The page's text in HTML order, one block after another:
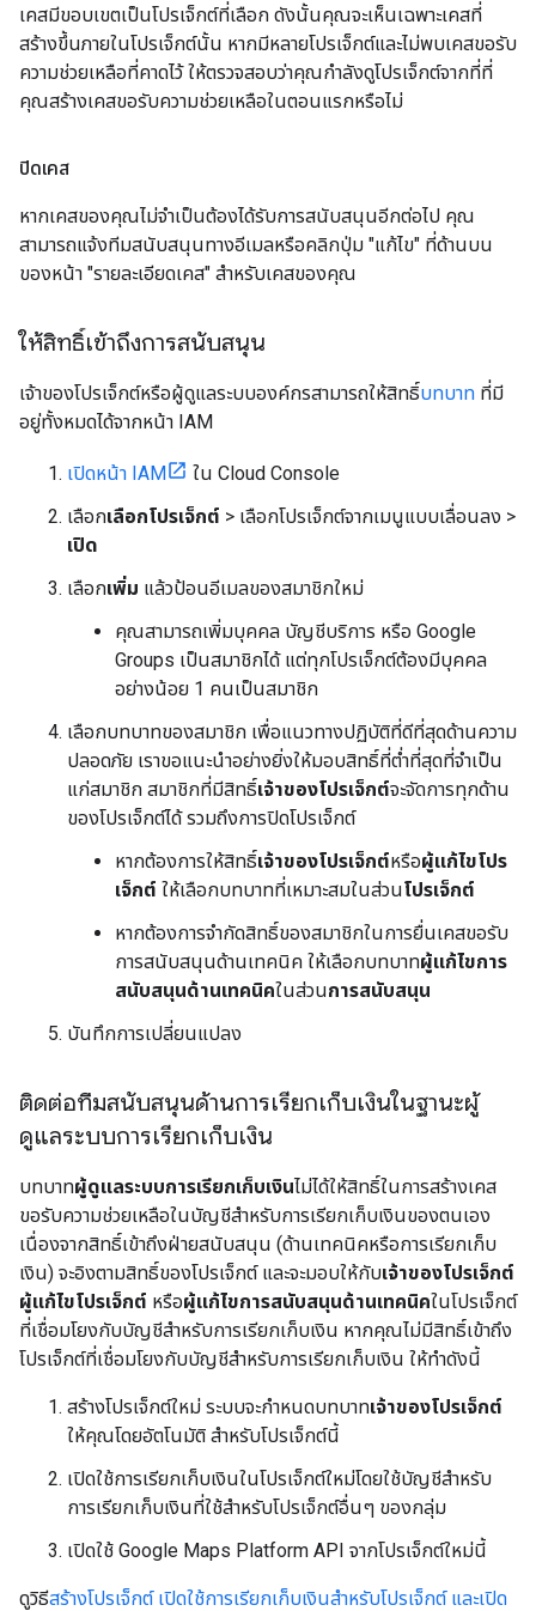
เคสมีขอบเขตเป็นโปรเจ็กต์ที่เลือก ดังนั้นคุณจะเห็นเฉพาะเคสที่
สร้างขึ้นภายในโปรเจ็กต์นั้น หากมีหลายโปรเจ็กต์และไม่พบเคสขอรับ
ความช่วยเหลือที่คาดไว้ ให้ตรวจสอบว่าคุณกำลังดูโปรเจ็กต์จากที่ที่
คุณสร้างเคสขอรับความช่วยเหลือในตอนแรกหรือไม่
ปิดเคส
หากเคสของคุณไม่จำเป็นต้องได้รับการสนับสนุนอีกต่อไป คุณ
สามารถแจ้งทีมสนับสนุนทางอีเมลหรือคลิกปุ่ม "แก้ไข" ที่ด้านบน
ของหน้า "รายละเอียดเคส" สำหรับเคสของคุณ
ให้สิทธิ์เข้าถึงการสนับสนุน
เจ้าของโปรเจ็กต์หรือผู้ดูแลระบบองค์กรสามารถให้สิทธิ์บทบาท ที่มี
อยู่ทั้งหมดได้จากหน้า IAM
เปิดหน้า IAM
ใน Cloud Console
เลือกเลือกโปรเจ็กต์ > เลือกโปรเจ็กต์จากเมนูแบบเลื่อนลง >
เปิด
เลือกเพิ่ม แล้วป้อนอีเมลของสมาชิกใหม่
คุณสามารถเพิ่มบุคคล บัญชีบริการ หรือ Google
Groups เป็นสมาชิกได้ แต่ทุกโปรเจ็กต์ต้องมีบุคคล
อย่างน้อย 1 คนเป็นสมาชิก
เลือกบทบาทของสมาชิก เพื่อแนวทางปฏิบัติที่ดีที่สุดด้านความ
ปลอดภัย เราขอแนะนำอย่างยิ่งให้มอบสิทธิ์ที่ต่ำที่สุดที่จำเป็น
แก่สมาชิก สมาชิกที่มีสิทธิ์เจ้าของโปรเจ็กต์จะจัดการทุกด้าน
ของโปรเจ็กต์ได้ รวมถึงการปิดโปรเจ็กต์
หากต้องการให้สิทธิ์เจ้าของโปรเจ็กต์หรือผู้แก้ไขโปร
เจ็กต์ ให้เลือกบทบาทที่เหมาะสมในส่วนโปรเจ็กต์
หากต้องการจำกัดสิทธิ์ของสมาชิกในการยื่นเคสขอรับ
การสนับสนุนด้านเทคนิค ให้เลือกบทบาทผู้แก้ไขการ
สนับสนุนด้านเทคนิคในส่วนการสนับสนุน
บันทึกการเปลี่ยนแปลง
ติดต่อทีมสนับสนุนด้านการเรียกเก็บเงินในฐานะผู้
ดูแลระบบการเรียกเก็บเงิน
บทบาทผู้ดูแลระบบการเรียกเก็บเงินไม่ได้ให้สิทธิ์ในการสร้างเคส
ขอรับความช่วยเหลือในบัญชีสำหรับการเรียกเก็บเงินของตนเอง
เนื่องจากสิทธิ์เข้าถึงฝ่ายสนับสนุน (ด้านเทคนิคหรือการเรียกเก็บ
เงิน) จะอิงตามสิทธิ์ของโปรเจ็กต์ และจะมอบให้กับเจ้าของโปรเจ็กต์
ผู้แก้ไขโปรเจ็กต์ หรือผู้แก้ไขการสนับสนุนด้านเทคนิคในโปรเจ็กต์
ที่เชื่อมโยงกับบัญชีสำหรับการเรียกเก็บเงิน หากคุณไม่มีสิทธิ์เข้าถึง
โปรเจ็กต์ที่เชื่อมโยงกับบัญชีสำหรับการเรียกเก็บเงิน ให้ทำดังนี้
สร้างโปรเจ็กต์ใหม่ ระบบจะกำหนดบทบาทเจ้าของโปรเจ็กต์
ให้คุณโดยอัตโนมัติ สำหรับโปรเจ็กต์นี้
เปิดใช้การเรียกเก็บเงินในโปรเจ็กต์ใหม่โดยใช้บัญชีสำหรับ
การเรียกเก็บเงินที่ใช้สำหรับโปรเจ็กต์อื่นๆ ของกลุ่ม
เปิดใช้ Google Maps Platform API จากโปรเจ็กต์ใหม่นี้
ดูวิธีสร้างโปรเจ็กต์ เปิดใช้การเรียกเก็บเงินสำหรับโปรเจ็กต์ และเปิด